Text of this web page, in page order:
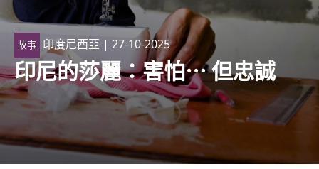
故事 印度尼西亞 | 27-10-2025
印尼的莎麗：害怕⋯ 但忠誠